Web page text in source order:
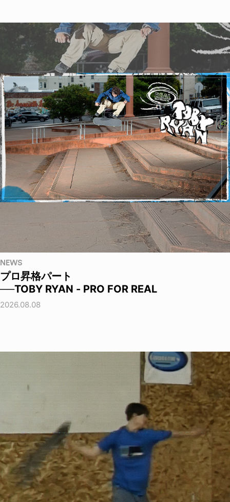
NEWS
プロ昇格パート
──TOBY RYAN - PRO FOR REAL
2026.08.08